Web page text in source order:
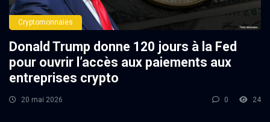
Cryptomonnaies
Donald Trump donne 120 jours à la Fed
pour ouvrir l’accès aux paiements aux
entreprises crypto
20 mai 2026 0 24